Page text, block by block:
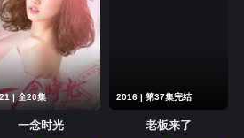
| 全20集
一念时光
2016 | 第37集完结
老板来了